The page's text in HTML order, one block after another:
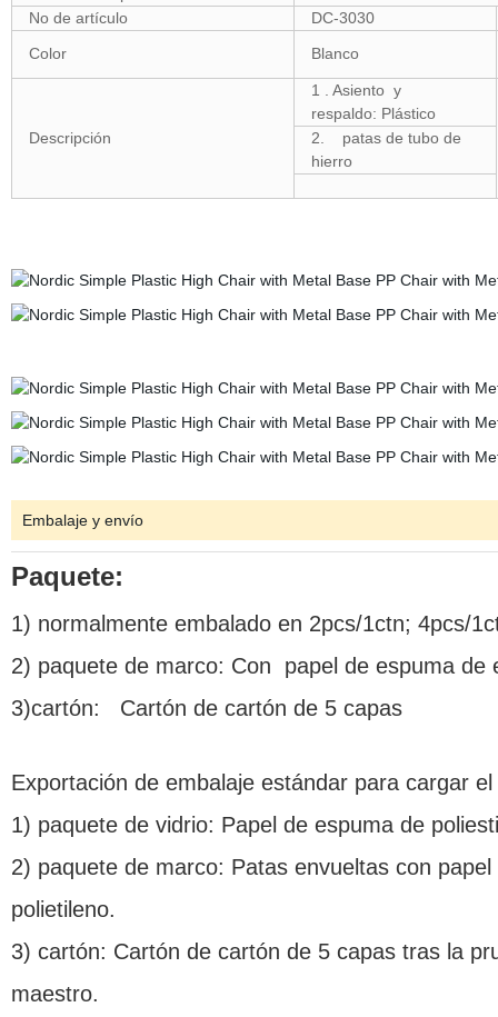
No de artículo
DC-3030
Color
Blanco
Descripción
1 . Asiento y
respaldo: Plástico
2.
patas de tubo de
hierro
Embalaje y envío
Paquete:
1) normalmente embalado en 2pcs/1ctn; 4pcs/
2) paquete de marco: Con papel de espuma
3)cartón: Cartón de cartón de 5 capas
Exportación de embalaje estándar para cargar
1) paquete de vidrio: Papel de espuma de
2) paquete de marco: Patas envueltas con
polietileno.
3) cartón: Cartón de cartón de 5 capas tras la
maestro.